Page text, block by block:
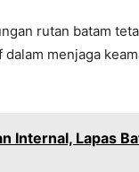
rutan batam
menjaga
Internal, Lapas